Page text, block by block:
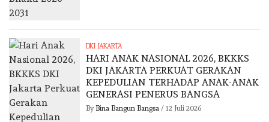
DKI JAKARTA
HARI ANAK NASIONAL 2026, BKKKS
DKI JAKARTA PERKUAT GERAKAN
KEPEDULIAN TERHADAP ANAK-ANAK
GENERASI PENERUS BANGSA
By Bina Bangun Bangsa/ 12 Juli 2026